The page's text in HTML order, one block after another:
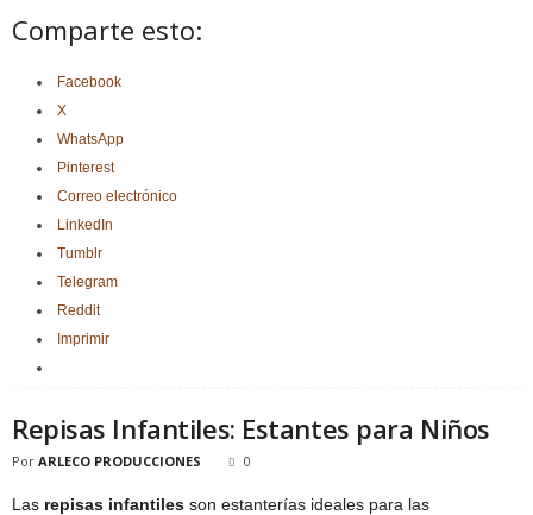
Comparte esto:
Facebook
X
WhatsApp
Pinterest
Correo electrónico
LinkedIn
Tumblr
Telegram
Reddit
Imprimir
Repisas Infantiles: Estantes para Niños
Por ARLECO PRODUCCIONES 0
Las repisas infantiles son estanterías ideales para las